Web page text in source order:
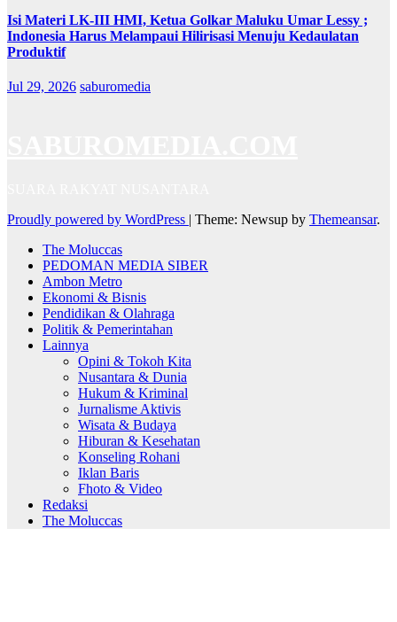
Isi Materi LK-III HMI, Ketua Golkar Maluku Umar Lessy ;
Indonesia Harus Melampaui Hilirisasi Menuju Kedaulatan
Produktif
Jul 29, 2026 saburomedia
Proudly powered by WordPress | Theme: Newsup by Themeansar.
The Moluccas
PEDOMAN MEDIA SIBER
Ambon Metro
Ekonomi & Bisnis
Pendidikan & Olahraga
Politik & Pemerintahan
Lainnya
Opini & Tokoh Kita
Nusantara & Dunia
Hukum & Kriminal
Jurnalisme Aktivis
Wisata & Budaya
Hiburan & Kesehatan
Konseling Rohani
Iklan Baris
Fhoto & Video
Redaksi
The Moluccas